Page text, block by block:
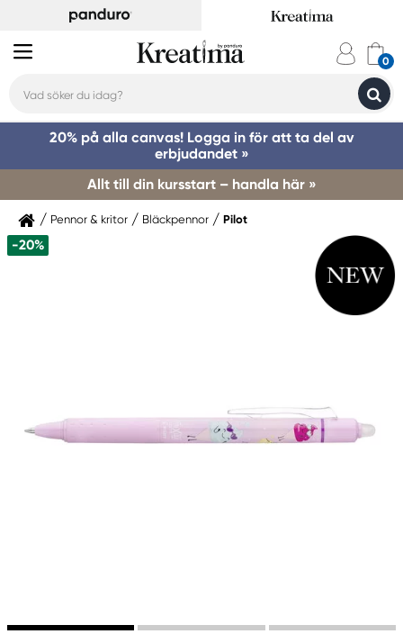
20% på alla canvas! Logga in för att ta del av
erbjudandet »
Allt till din kursstart – handla här »
Pennor & kritor Bläckpennor Pilot
-20%